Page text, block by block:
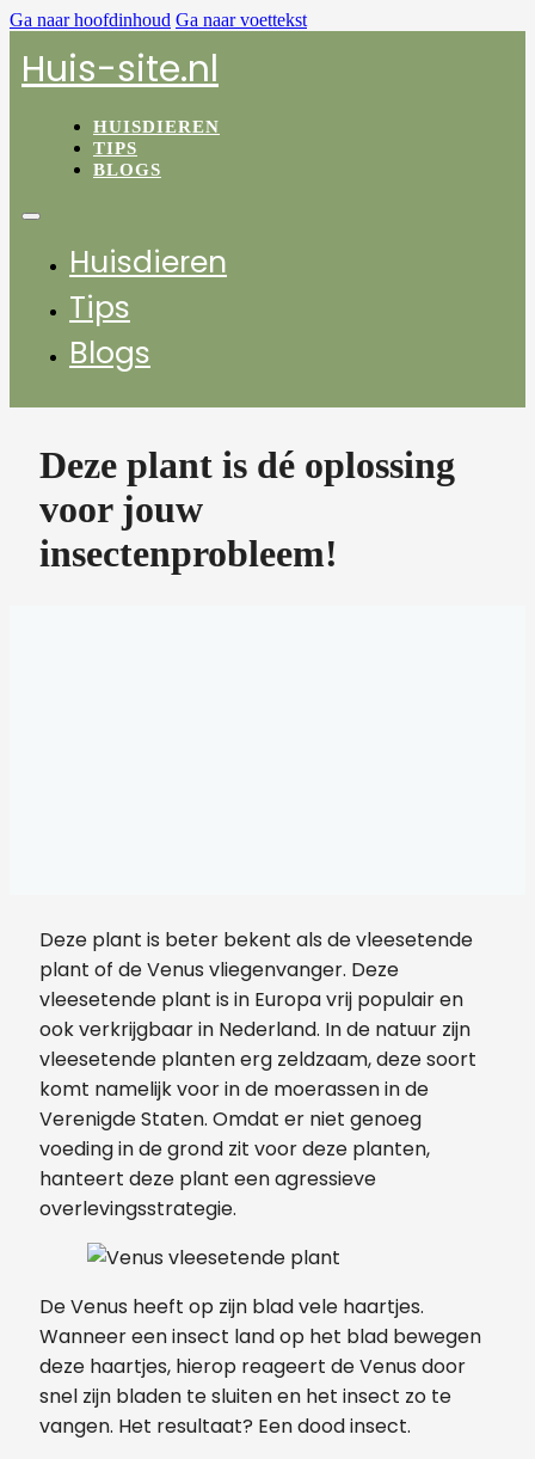
Ga naar hoofdinhoud Ga naar voettekst
Huis-site.nl
HUISDIEREN
TIPS
BLOGS
Huisdieren
Tips
Blogs
Deze plant is dé oplossing
voor jouw
insectenprobleem!
Deze plant is beter bekent als de vleesetende
plant of de Venus vliegenvanger. Deze
vleesetende plant is in Europa vrij populair en
ook verkrijgbaar in Nederland. In de natuur zijn
vleesetende planten erg zeldzaam, deze soort
komt namelijk voor in de moerassen in de
Verenigde Staten. Omdat er niet genoeg
voeding in de grond zit voor deze planten,
hanteert deze plant een agressieve
overlevingsstrategie.
De Venus heeft op zijn blad vele haartjes.
Wanneer een insect land op het blad bewegen
deze haartjes, hierop reageert de Venus door
snel zijn bladen te sluiten en het insect zo te
vangen. Het resultaat? Een dood insect.